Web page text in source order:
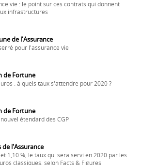
vie : le point sur ces contrats qui donnent
infrastructures
de l'Assurance
pour l'assurance vie
de Fortune
: à quels taux s'attendre pour 2020 ?
de Fortune
nouvel étendard des CGP
de l'Assurance
1,10 %, le taux qui sera servi en 2020 par les
classiques, selon Facts & Figures